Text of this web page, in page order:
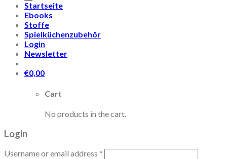
Startseite
Ebooks
Stoffe
Spielküchenzubehör
Login
Newsletter
€0,00
Cart
No products in the cart.
Login
Username or email address *